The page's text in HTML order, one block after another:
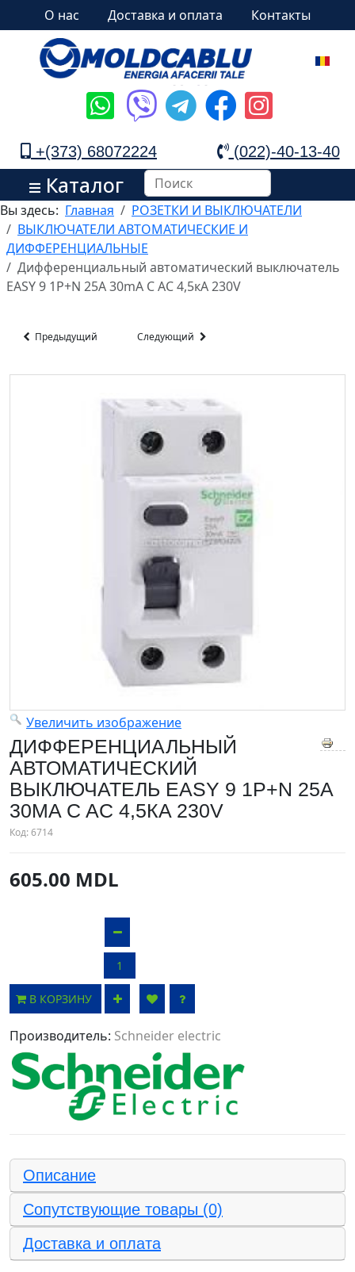
О нас Доставка и оплата Контакты
+(373) 68072224 (022)-40-13-40
Каталог
Вы здесь: Главная
РОЗЕТКИ И ВЫКЛЮЧАТЕЛИ
ВЫКЛЮЧАТЕЛИ АВТОМАТИЧЕСКИЕ И
ДИФФЕРЕНЦИАЛЬНЫЕ
Дифференциальный автоматический выключатель
EASY 9 1P+N 25A 30mA C AC 4,5кA 230V
Предыдущий Следующий
Увеличить изображение
ДИФФЕРЕНЦИАЛЬНЫЙ
АВТОМАТИЧЕСКИЙ
ВЫКЛЮЧАТЕЛЬ EASY 9 1P+N 25A
30MA C AC 4,5КA 230V
Код:6714
605.00 MDL
В КОРЗИНУ
Производитель: Schneider electric
Описание
Сопутствующие товары (0)
Доставка и оплата